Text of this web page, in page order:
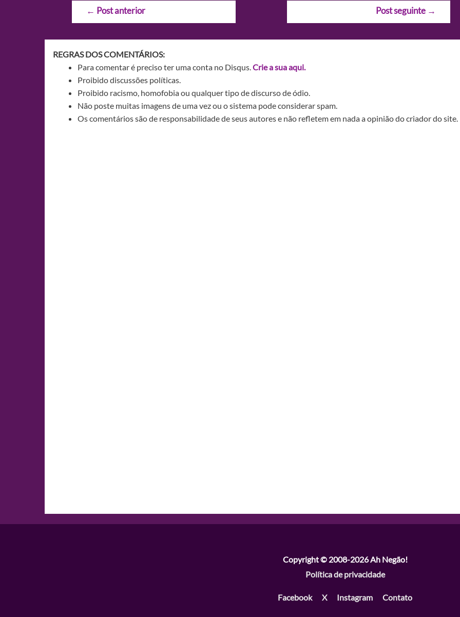
Navegação
← Post anterior Post seguinte →
REGRAS DOS COMENTÁRIOS:
Para comentar é preciso ter uma conta no Disqus.Crie a sua aqui.
Proibido discussões políticas.
Proibido racismo, homofobia ou qualquer tipo de discurso de ódio.
Não poste muitas imagens de uma vez ou o sistema pode considerar spam.
Os comentários são de responsabilidade de seus autores e não refletem em nada a opinião do criador do site.
Copyright © 2008-2026Ah Negão!
Política de privacidade
Facebook X Instagram Contato